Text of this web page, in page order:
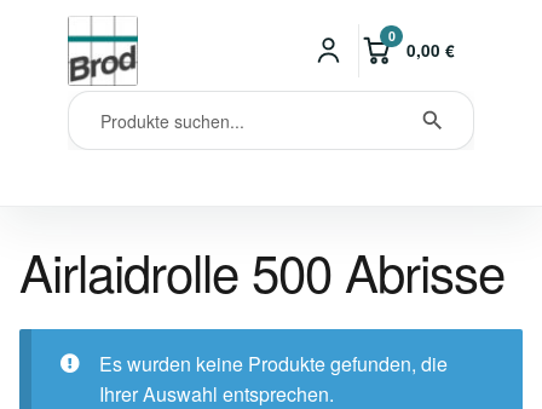
0
0,00 €
Airlaidrolle 500 Abrisse
Es wurden keine Produkte gefunden, die
Ihrer Auswahl entsprechen.